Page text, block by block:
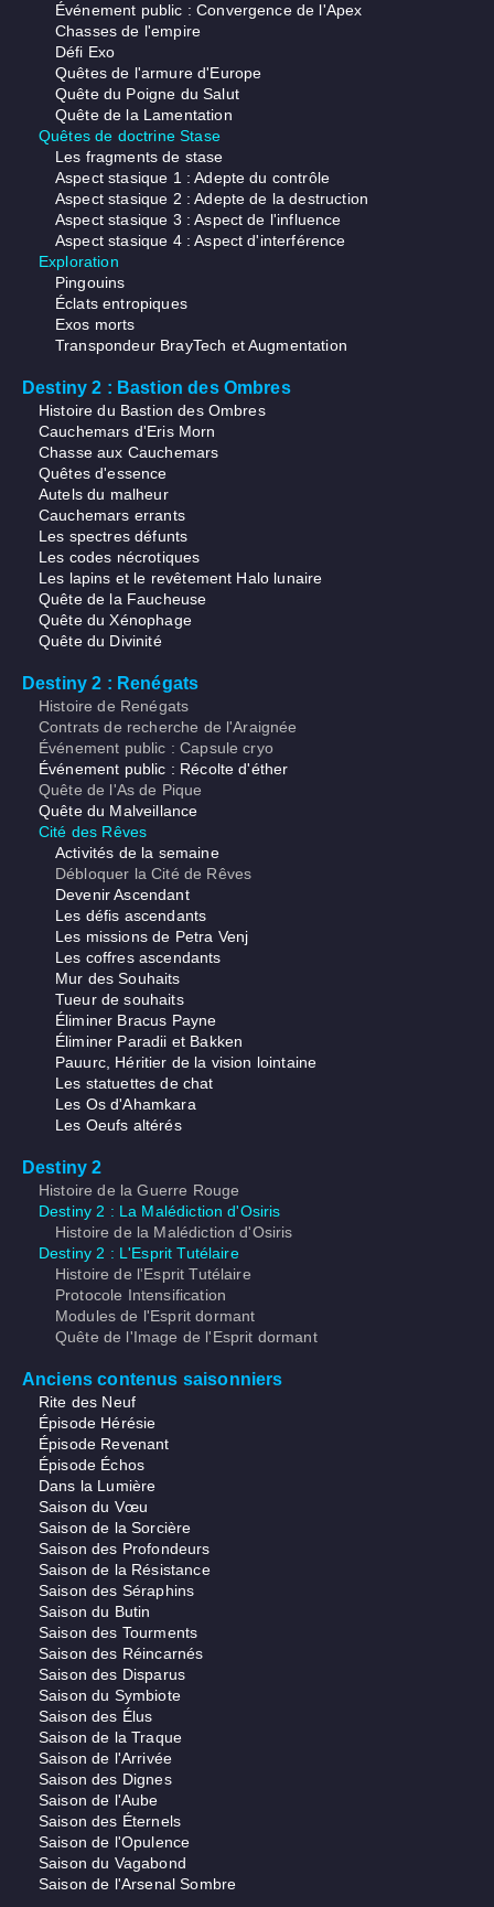
Événement public : Convergence de l'Apex
Chasses de l'empire
Défi Exo
Quêtes de l'armure d'Europe
Quête du Poigne du Salut
Quête de la Lamentation
Quêtes de doctrine Stase
Les fragments de stase
Aspect stasique 1 : Adepte du contrôle
Aspect stasique 2 : Adepte de la destruction
Aspect stasique 3 : Aspect de l'influence
Aspect stasique 4 : Aspect d'interférence
Exploration
Pingouins
Éclats entropiques
Exos morts
Transpondeur BrayTech et Augmentation
Destiny 2 : Bastion des Ombres
Histoire du Bastion des Ombres
Cauchemars d'Eris Morn
Chasse aux Cauchemars
Quêtes d'essence
Autels du malheur
Cauchemars errants
Les spectres défunts
Les codes nécrotiques
Les lapins et le revêtement Halo lunaire
Quête de la Faucheuse
Quête du Xénophage
Quête du Divinité
Destiny 2 : Renégats
Histoire de Renégats
Contrats de recherche de l'Araignée
Événement public : Capsule cryo
Événement public : Récolte d'éther
Quête de l'As de Pique
Quête du Malveillance
Cité des Rêves
Activités de la semaine
Débloquer la Cité de Rêves
Devenir Ascendant
Les défis ascendants
Les missions de Petra Venj
Les coffres ascendants
Mur des Souhaits
Tueur de souhaits
Éliminer Bracus Payne
Éliminer Paradii et Bakken
Pauurc, Héritier de la vision lointaine
Les statuettes de chat
Les Os d'Ahamkara
Les Oeufs altérés
Destiny 2
Histoire de la Guerre Rouge
Destiny 2 : La Malédiction d'Osiris
Histoire de la Malédiction d'Osiris
Destiny 2 : L'Esprit Tutélaire
Histoire de l'Esprit Tutélaire
Protocole Intensification
Modules de l'Esprit dormant
Quête de l'Image de l'Esprit dormant
Anciens contenus saisonniers
Rite des Neuf
Épisode Hérésie
Épisode Revenant
Épisode Échos
Dans la Lumière
Saison du Vœu
Saison de la Sorcière
Saison des Profondeurs
Saison de la Résistance
Saison des Séraphins
Saison du Butin
Saison des Tourments
Saison des Réincarnés
Saison des Disparus
Saison du Symbiote
Saison des Élus
Saison de la Traque
Saison de l'Arrivée
Saison des Dignes
Saison de l'Aube
Saison des Éternels
Saison de l'Opulence
Saison du Vagabond
Saison de l'Arsenal Sombre